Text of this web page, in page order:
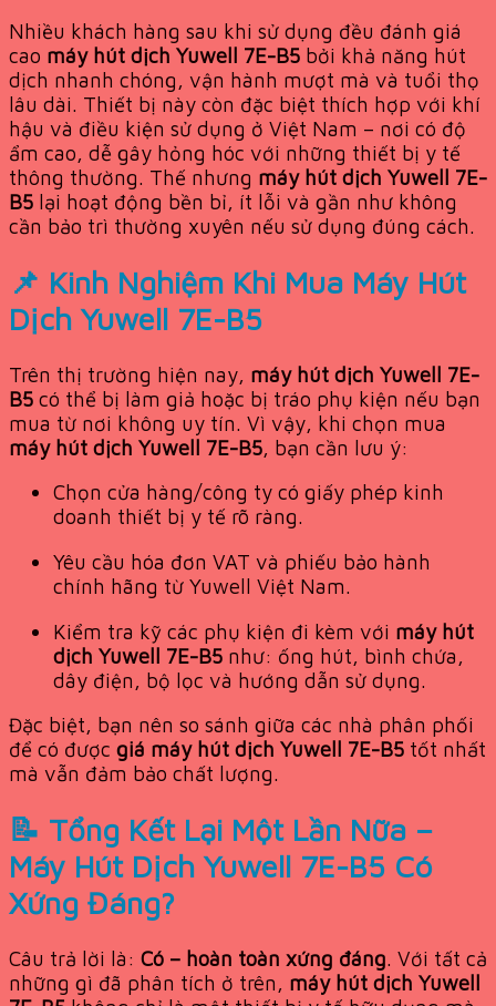
Nhiều khách hàng sau khi sử dụng đều đánh giá
cao máy hút dịch Yuwell 7E-B5 bởi khả năng hút
dịch nhanh chóng, vận hành mượt mà và tuổi thọ
lâu dài. Thiết bị này còn đặc biệt thích hợp với khí
hậu và điều kiện sử dụng ở Việt Nam – nơi có độ
ẩm cao, dễ gây hỏng hóc với những thiết bị y tế
thông thường. Thế nhưng máy hút dịch Yuwell 7E-
B5 lại hoạt động bền bỉ, ít lỗi và gần như không
cần bảo trì thường xuyên nếu sử dụng đúng cách.
📌 Kinh Nghiệm Khi Mua Máy Hút
Dịch Yuwell 7E-B5
Trên thị trường hiện nay, máy hút dịch Yuwell 7E-
B5 có thể bị làm giả hoặc bị tráo phụ kiện nếu bạn
mua từ nơi không uy tín. Vì vậy, khi chọn mua
máy hút dịch Yuwell 7E-B5, bạn cần lưu ý:
Chọn cửa hàng/công ty có giấy phép kinh
doanh thiết bị y tế rõ ràng.
Yêu cầu hóa đơn VAT và phiếu bảo hành
chính hãng từ Yuwell Việt Nam.
Kiểm tra kỹ các phụ kiện đi kèm với máy hút
dịch Yuwell 7E-B5 như: ống hút, bình chứa,
dây điện, bộ lọc và hướng dẫn sử dụng.
Đặc biệt, bạn nên so sánh giữa các nhà phân phối
để có được giá máy hút dịch Yuwell 7E-B5 tốt nhất
mà vẫn đảm bảo chất lượng.
📝 Tổng Kết Lại Một Lần Nữa –
Máy Hút Dịch Yuwell 7E-B5 Có
Xứng Đáng?
Câu trả lời là: Có – hoàn toàn xứng đáng. Với tất cả
những gì đã phân tích ở trên, máy hút dịch Yuwell